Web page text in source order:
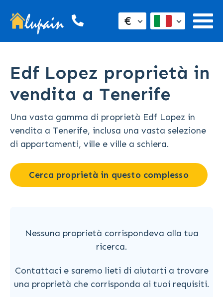
€
Edf Lopez proprietà in
vendita a Tenerife
Una vasta gamma di proprietà Edf Lopez in
vendita a Tenerife, inclusa una vasta selezione
di appartamenti, ville e ville a schiera.
Cerca proprietà in questo complesso
Nessuna proprietà corrispondeva alla tua
ricerca.
Contattaci e saremo lieti di aiutarti a trovare
una proprietà che corrisponda ai tuoi requisiti.